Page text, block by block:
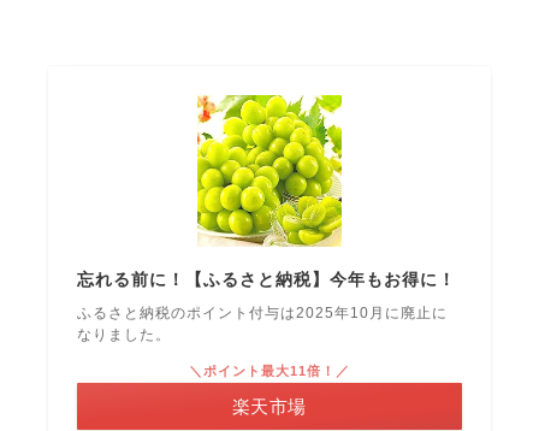
忘れる前に！【ふるさと納税】今年もお得に！
ふるさと納税のポイント付与は2025年10月に廃止に
なりました。
＼ポイント最大11倍！／
楽天市場